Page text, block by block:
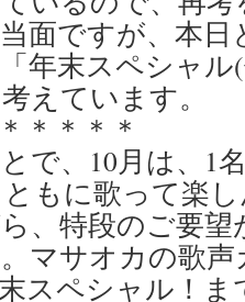
面ですが、本日
年末スペシャ
えています。
＊＊＊＊
で、10月は、1
もに歌って楽
、特段のご要
マサオカの歌
スペシャル！